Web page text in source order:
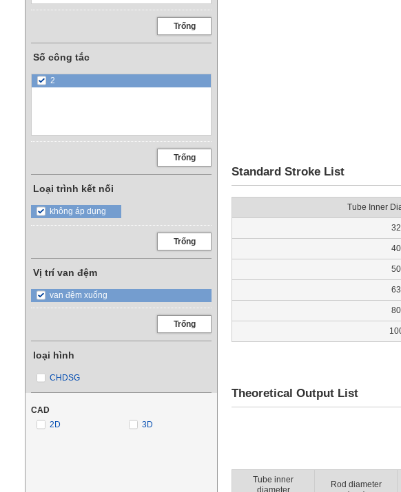
Trống
Số công tắc
2
Trống
Loại trình kết nối
không áp dụng
Trống
Vị trí van đệm
van đệm xuống
Trống
loại hình
CHDSG
CAD
2D
3D
Standard Stroke List
Tube Inner
32
40
50
63
80
Theoretical Output List
Tube inner
diameter
Rod diameter